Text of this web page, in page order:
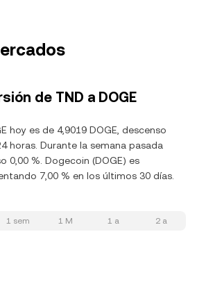
de TND a DOGE
hoy es de 4,9019 DOGE, descenso
horas. Durante la semana pasada
0,00 %. Dogecoin (DOGE) es
7,00 % en los últimos 30 días.
1 sem 1 M 1 a 2 a